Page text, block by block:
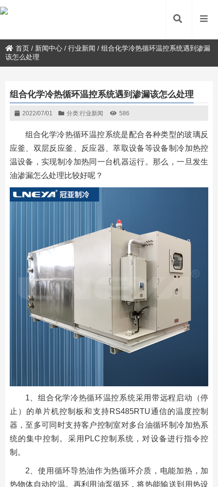
首页 / 新闻中心 /行业新闻 /组合化学冷热循环温控系统遇到渗漏
该怎么处理
组合化学冷热循环温控系统遇到渗漏该怎么处理
2022/07/01 分类:行业新闻 586
组合化学冷热循环温控系统是配合各种类型的玻璃反
应釜、双层反应釜、反应器、萃取设备等设备制冷加热控
温设备，实现制冷加热同一台机器运行。那么，一旦发生
油渗漏怎么处理比较好呢？
1、组合化学冷热循环温控系统采用带远程启动（停
止）的单片机控制板和支持RS485RTU通信的温度控制
器，至多可同时支持客户控制室对多台油循环制冷加热系
统的集中控制。采用PLC控制系统，对设备进行指令控
制。
2、使用循环导热油作为热循环介质，电能加热，加
热物体自动控温。再利用油泵循环，将热能输送到用热设